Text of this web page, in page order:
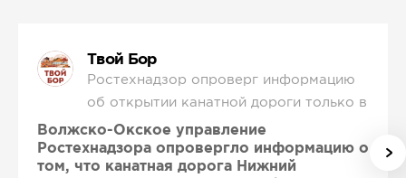
Твой Бор
Ростехнадзор опроверг информацию
об открытии канатной дороги только в
2027 году
Волжско-Окское управление
Ростехнадзора опровергло информацию о
том, что канатная дорога Нижний